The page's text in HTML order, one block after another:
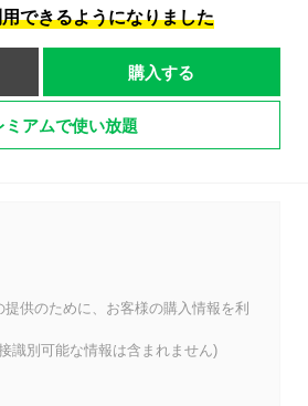
できるようになりました
購入する
ミアムで使い放題
供のために、お客様の購入情報を利
識別可能な情報は含まれません)